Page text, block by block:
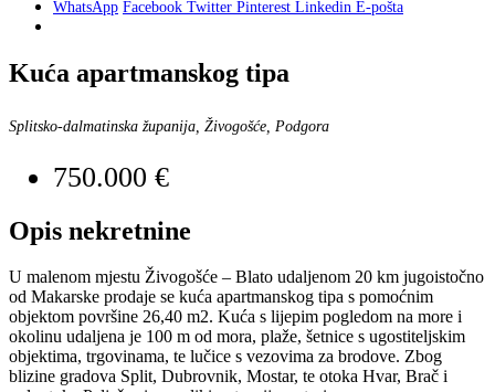
WhatsApp Facebook Twitter Pinterest Linkedin E-pošta
Kuća apartmanskog tipa
Splitsko-dalmatinska županija, Živogošće, Podgora
750.000 €
Opis nekretnine
U malenom mjestu Živogošće – Blato udaljenom 20 km jugoistočno
od Makarske prodaje se kuća apartmanskog tipa s pomoćnim
objektom površine 26,40 m2. Kuća s lijepim pogledom na more i
okolinu udaljena je 100 m od mora, plaže, šetnice s ugostiteljskim
objektima, trgovinama, te lučice s vezovima za brodove. Zbog
blizine gradova Split, Dubrovnik, Mostar, te otoka Hvar, Brač i